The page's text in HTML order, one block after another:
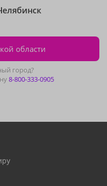
области
город?
8-800-333-0905